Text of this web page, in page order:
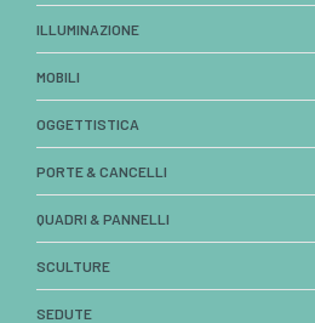
ILLUMINAZIONE
MOBILI
OGGETTISTICA
PORTE & CANCELLI
QUADRI & PANNELLI
SCULTURE
SEDUTE